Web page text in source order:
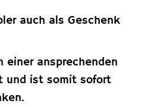
auch als Geschenk
einer ansprechenden
und ist somit sofort